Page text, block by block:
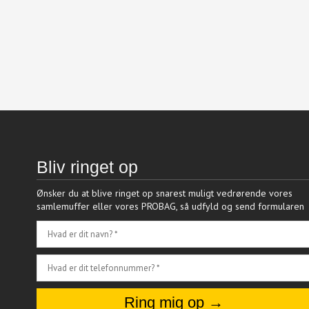
Bliv ringet op
Ønsker du at blive ringet op snarest muligt vedrørende vores
samlemuffer eller vores PROBAG, så udfyld og send formularen